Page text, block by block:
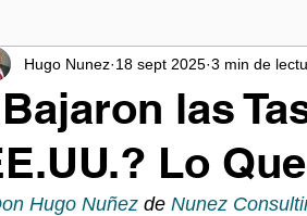
en Florida Bienes Raíces en
en Florida
las
Lo
Hugo Nunez 18 sept 2025 3 min de
Hugo Nuñez de Nunez